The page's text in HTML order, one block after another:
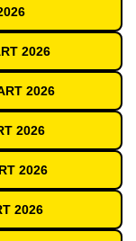
2026
2026
2026
2026
2026